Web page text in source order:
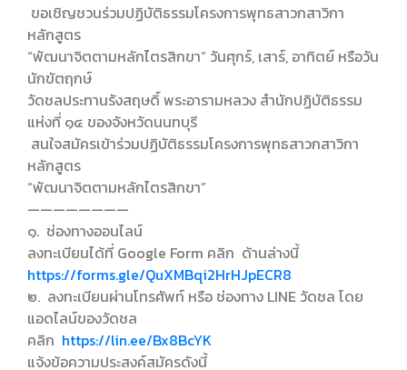
ขอเชิญชวนร่วมปฏิบัติธรรมโครงการพุทธสาวกสาวิกา
หลักสูตร
“พัฒนาจิตตามหลักไตรสิกขา” วันศุกร์, เสาร์, อาทิตย์ หรือวัน
นักขัตฤกษ์
วัดชลประทานรังสฤษดิ์ พระอารามหลวง สำนักปฏิบัติธรรม
แห่งที่ ๑๔ ของจังหวัดนนทบุรี
สนใจสมัครเข้าร่วมปฏิบัติธรรมโครงการพุทธสาวกสาวิกา
หลักสูตร
“พัฒนาจิตตามหลักไตรสิกขา”
————————
๑. ช่องทางออนไลน์
ลงทะเบียนได้ที่ Google Form คลิก ด้านล่างนี้
https://forms.gle/QuXMBqi2HrHJpECR8
๒. ลงทะเบียนผ่านโทรศัพท์ หรือ ช่องทาง LINE วัดชล โดย
แอดไลน์ของวัดชล
คลิก https://lin.ee/Bx8BcYK
แจ้งข้อความประสงค์สมัครดังนี้